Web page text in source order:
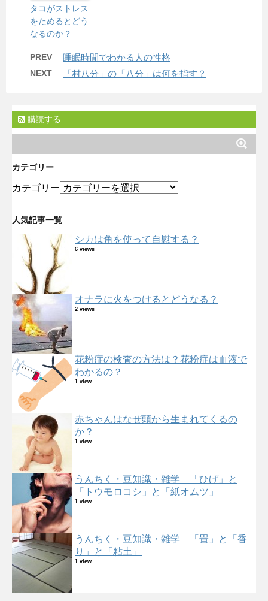
タコがストレス
をためるとどう
なるのか？
PREV 睡眠時間でわかる人の性格
NEXT 「村八分」の「八分」は何を指す？
購読する
カテゴリー
カテゴリー
人気記事一覧
シカは角を使って自慰する？
6 views
オナラに火をつけるとどうなる？
2 views
花粉症の検査の方法は？花粉症は血液で
わかるの？
1 view
赤ちゃんはなぜ頭から生まれてくるの
か？
1 view
うんちく・豆知識・雑学 「ひげ」と
「トウモロコシ」と「紙オムツ」
1 view
うんちく・豆知識・雑学 「畳」と「香
り」と「粘土」
1 view